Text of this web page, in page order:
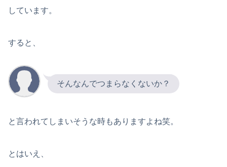
しています。
すると、
そんなんでつまらなくないか？
と言われてしまいそうな時もありますよね笑。
とはいえ、